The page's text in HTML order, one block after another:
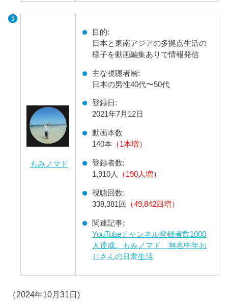
もみノマド
目的:
日本と東南アジアの多拠点生活の
様子を動画編集ありで情報発信
主な視聴者層:
日本の男性40代〜50代
登録日:
2021年7月12日
動画本数
140本 （1本増）
登録者数:
1,910人
（190人増）
視聴回数:
338,381回
（49,842回増）
関連記事:
YouTubeチャンネル登録者数1000
人達成。もみノマド 無名中年お
じさんの日常生活
（2024年10月31日)